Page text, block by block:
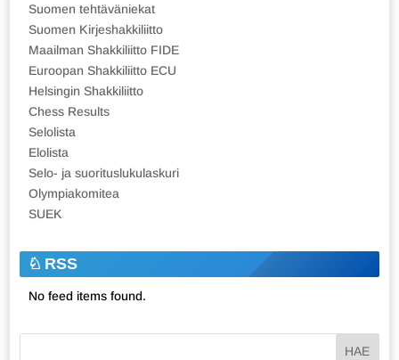
Suomen tehtäväniekat
Suomen Kirjeshakkiliitto
Maailman Shakkiliitto FIDE
Euroopan Shakkiliitto ECU
Helsingin Shakkiliitto
Chess Results
Selolista
Elolista
Selo- ja suorituslukulaskuri
Olympiakomitea
SUEK
RSS
No feed items found.